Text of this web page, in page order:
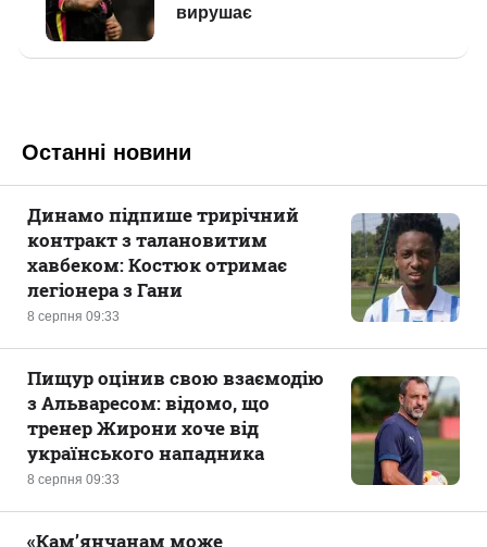
Останні новини
8 серпня 09:33
Динамо підпише трирічний
контракт з талановитим
хавбеком: Костюк отримає
легіонера з Гани
8 серпня 09:33
Пищур оцінив свою взаємодію
з Альваресом: відомо, що
тренер Жирони хоче від
українського нападника
«Кам’янчанам може